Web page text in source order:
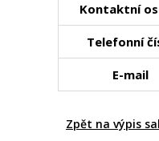
Kontaktní
Telefonní
E-mail
Zpět na výpis